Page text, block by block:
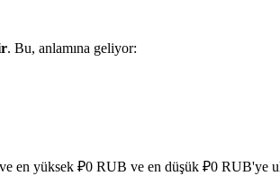
. Bu, anlamına geliyor:
en yüksek ₽0 RUB ve en düşük ₽0 RUB'ye